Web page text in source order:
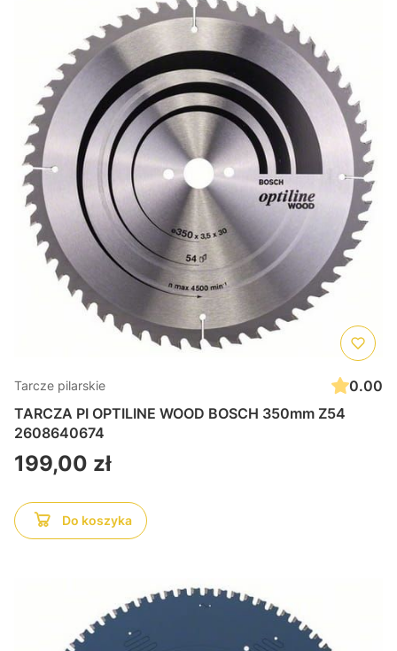
Tarcze pilarskie
0.00
TARCZA PI OPTILINE WOOD BOSCH 350mm Z54
2608640674
Cena
199,00 zł
Do koszyka